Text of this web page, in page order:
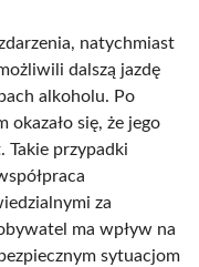
natychmiast
dalszą jazdę
alkoholu. Po
okazało się, że jego
Takie przypadki
za
ma wpływ na
sytuacjom